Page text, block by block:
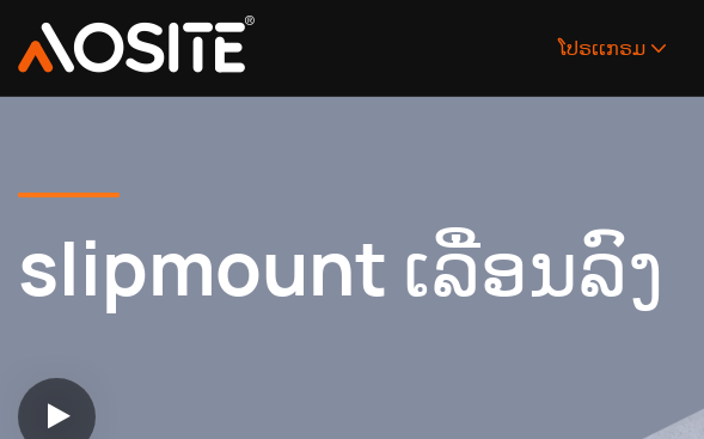
ໂປຣເເກຣມ
slipmount ເລື່ອນລົງ